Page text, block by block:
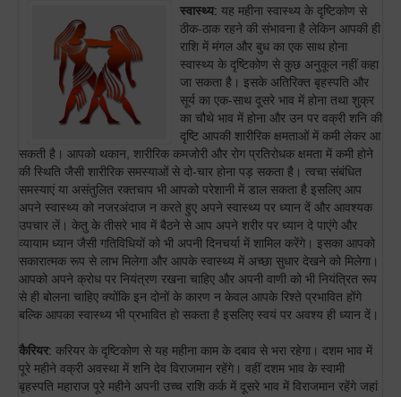
स्वास्थ्य: यह महीना स्वास्थ्य के दृष्टिकोण से
ठीक-ठाक रहने की संभावना है लेकिन आपकी ही
राशि में मंगल और बुध का एक साथ होना
स्वास्थ्य के दृष्टिकोण से कुछ अनुकूल नहीं कहा
जा सकता है। इसके अतिरिक्त बृहस्पति और
सूर्य का एक-साथ दूसरे भाव में होना तथा शुक्र
का चौथे भाव में होना और उन पर वक्री शनि की
दृष्टि आपकी शारीरिक क्षमताओं में कमी लेकर आ
सकती है। आपको थकान, शारीरिक कमजोरी और रोग प्रतिरोधक क्षमता में कमी होने
की स्थिति जैसी शारीरिक समस्याओं से दो-चार होना पड़ सकता है। त्वचा संबंधित
समस्याएं या असंतुलित रक्तचाप भी आपको परेशानी में डाल सकता है इसलिए आप
अपने स्वास्थ्य को नजरअंदाज न करते हुए अपने स्वास्थ्य पर ध्यान दें और आवश्यक
उपचार लें। केतु के तीसरे भाव में बैठने से आप अपने शरीर पर ध्यान दे पाएंगे और
व्यायाम ध्यान जैसी गतिविधियों को भी अपनी दिनचर्या में शामिल करेंगे। इसका आपको
सकारात्मक रूप से लाभ मिलेगा और आपके स्वास्थ्य में अच्छा सुधार देखने को मिलेगा।
आपको अपने क्रोध पर नियंत्रण रखना चाहिए और अपनी वाणी को भी नियंत्रित रूप
से ही बोलना चाहिए क्योंकि इन दोनों के कारण न केवल आपके रिश्ते प्रभावित होंगे
बल्कि आपका स्वास्थ्य भी प्रभावित हो सकता है इसलिए स्वयं पर अवश्य ही ध्यान दें।
कैरियर: करियर के दृष्टिकोण से यह महीना काम के दबाव से भरा रहेगा। दशम भाव में
पूरे महीने वक्री अवस्था में शनि देव विराजमान रहेंगे। वहीं दशम भाव के स्वामी
बृहस्पति महाराज पूरे महीने अपनी उच्च राशि कर्क में दूसरे भाव में विराजमान रहेंगे जहां